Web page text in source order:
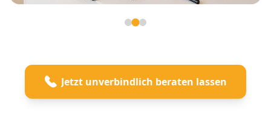
Jetzt unverbindlich beraten lassen